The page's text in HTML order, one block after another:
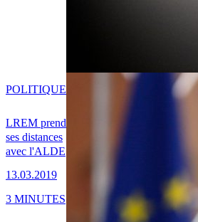
LREM prend
ses distances
avec l'ALDE
13.03.2019
POLITIQUE
3 MINUTES